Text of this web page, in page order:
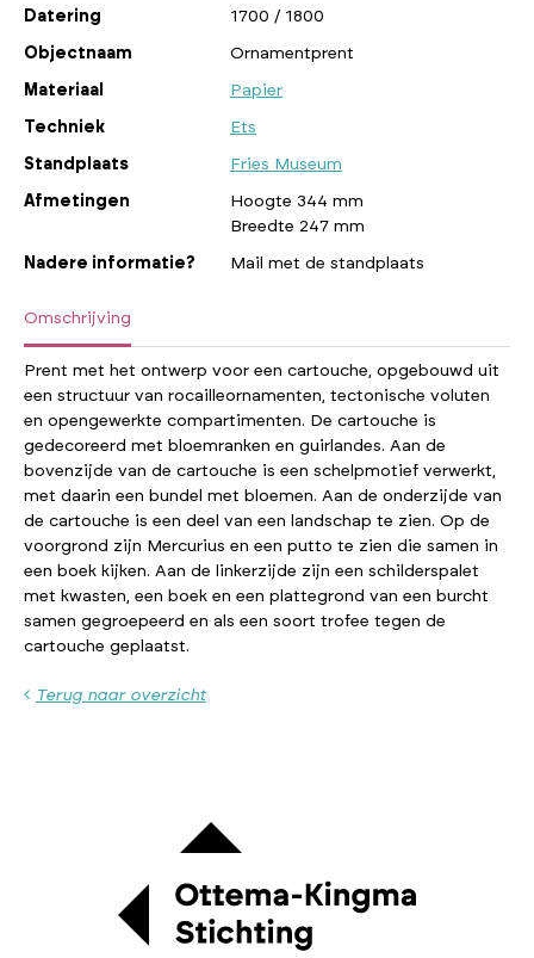
Datering 1700 / 1800
Objectnaam Ornamentprent
Materiaal Papier
Techniek Ets
Standplaats Fries Museum
Afmetingen
Hoogte 344 mm
Breedte 247 mm
Nadere informatie? Mail met de standplaats
Omschrijving
Prent met het ontwerp voor een cartouche, opgebouwd uit
een structuur van rocailleornamenten, tectonische voluten
en opengewerkte compartimenten. De cartouche is
gedecoreerd met bloemranken en guirlandes. Aan de
bovenzijde van de cartouche is een schelpmotief verwerkt,
met daarin een bundel met bloemen. Aan de onderzijde van
de cartouche is een deel van een landschap te zien. Op de
voorgrond zijn Mercurius en een putto te zien die samen in
een boek kijken. Aan de linkerzijde zijn een schilderspalet
met kwasten, een boek en een plattegrond van een burcht
samen gegroepeerd en als een soort trofee tegen de
cartouche geplaatst.
Terug naar overzicht